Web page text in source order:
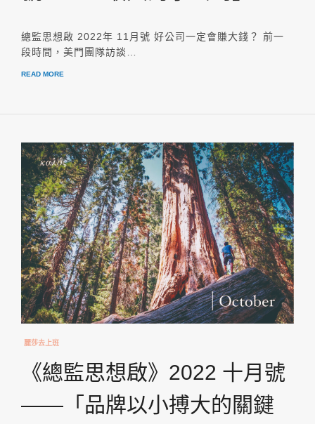
總監思想啟 2022年 11月號 好公司一定會賺大錢？ 前一
段時間，美門團隊訪談…
READ MORE
麗莎去上班
《總監思想啟》2022 十月號
——「品牌以小搏大的關鍵